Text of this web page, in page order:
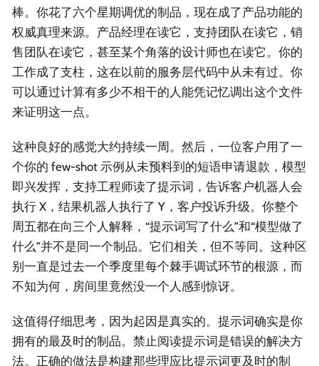
棒。你花了六个星期调优的制品，现在成了产品功能的
权威真理来源。产品经理在读它，支持团队在读它，销
售团队在读它，甚至某个角落的设计师也在读它。你的
工作成了支柱，这在以前的服务层代码中从未有过。你
可以通过计算有多少不相干的人能凭记忆调出这个文件
来证明这一点。
这种良好的感觉大约持续一周。然后，一位客户用了一
个你的 few-shot 示例从未预料到的短语申请退款，模型
即兴发挥，支持工程师读了提示词，告诉客户机器人会
执行 X，结果机器人执行了 Y，客户投诉升级。你整个
周五都在向三个人解释，“提示词写了什么”和“模型做了
什么”并不是同一个制品。它们相关，但不等同。这种区
别一直是过去一个季度里每个棘手调试环节的根源，而
不知为何，房间里竟然没一个人感到惊讶。
这值得仔细思考，因为起因是真实的。提示词确实是你
拥有的最及时的制品。禁止阅读提示词是错误的解决方
法。正确的做法是构建那些理应比提示词更及时的制